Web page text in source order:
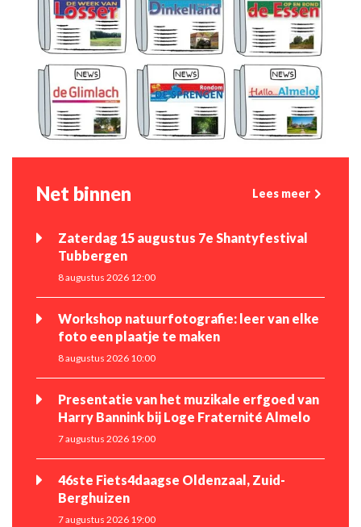
Net binnen Lees meer
Zaterdag 15 augustus 7e Shantyfestival
Tubbergen
8 augustus 2026 12:00
Workshop natuurfotografie: leer van elke
foto een plaatje te maken
8 augustus 2026 10:00
Presentatie van het muzikale erfgoed van
Harry Bannink bij Loge Fraternité Almelo
7 augustus 2026 19:00
46ste Fiets4daagse Oldenzaal, Zuid-
Berghuizen
7 augustus 2026 19:00